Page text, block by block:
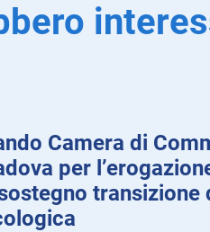
Camera di
per
transizione